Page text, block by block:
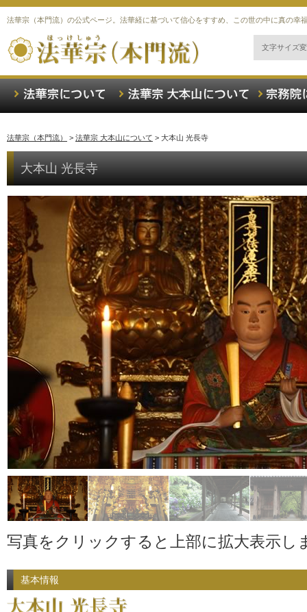
法華宗（本門流）の公式ページ。法華経に基づいて信心をすすめ、この世の中に真の幸
文字サイズ
法華宗（本門流） > 法華宗 大本山について > 大本山 光長寺
大本山 光長寺
写真をクリックすると上部に拡大表示し
基本情報